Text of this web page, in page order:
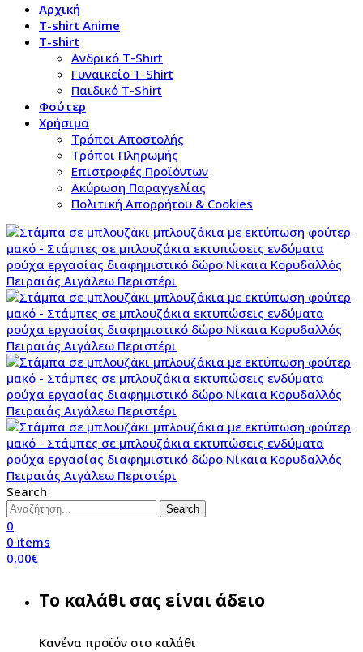
Αρχική
T-shirt Anime
T-shirt
Aνδρικό Τ-Shirt
Γυναικείο T-Shirt
Παιδικό T-Shirt
Φούτερ
Χρήσιμα
Τρόποι Αποστολής
Τρόποι Πληρωμής
Επιστροφές Προϊόντων
Ακύρωση Παραγγελίας
Πολιτική Απορρήτου & Cookies
Search
Search
0
0 items
0,00€
Το καλάθι σας είναι άδειο
Κανένα προϊόν στο καλάθι